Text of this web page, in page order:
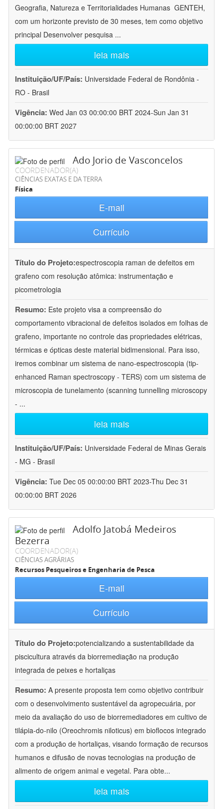
Geografia, Natureza e Territorialidades Humanas  GENTEH,
com um horizonte previsto de 30 meses, tem como objetivo
principal Desenvolver pesquisa ...
leia mais
Instituição/UF/País: Universidade Federal de Rondônia -
RO - Brasil
Vigência: Wed Jan 03 00:00:00 BRT 2024-Sun Jan 31
00:00:00 BRT 2027
Ado Jorio de Vasconcelos
COORDENADOR(A)
CIÊNCIAS EXATAS E DA TERRA
Física
E-mail
Currículo
Título do Projeto:espectroscopia raman de defeitos em
grafeno com resolução atômica: instrumentação e
picometrologia
Resumo: Este projeto visa a compreensão do
comportamento vibracional de defeitos isolados em folhas de
grafeno, importante no controle das propriedades elétricas,
térmicas e ópticas deste material bidimensional. Para isso,
iremos combinar um sistema de nano-espectroscopia (tip-
enhanced Raman spectroscopy - TERS) com um sistema de
microscopia de tunelamento (scanning tunnelling microscopy
- ...
leia mais
Instituição/UF/País: Universidade Federal de Minas Gerais
- MG - Brasil
Vigência: Tue Dec 05 00:00:00 BRT 2023-Thu Dec 31
00:00:00 BRT 2026
Adolfo Jatobá Medeiros
Bezerra
COORDENADOR(A)
CIÊNCIAS AGRÁRIAS
Recursos Pesqueiros e Engenharia de Pesca
E-mail
Currículo
Título do Projeto:potencializando a sustentabilidade da
piscicultura através da biorremediação na produção
integrada de peixes e hortaliças
Resumo: A presente proposta tem como objetivo contribuir
com o desenvolvimento sustentável da agropecuária, por
meio da avaliação do uso de biorremediadores em cultivo de
tilápia-do-nilo (Oreochromis niloticus) em bioflocos integrado
com a produção de hortaliças, visando formação de recursos
humanos e difusão de novas tecnologias na produção de
alimento de origem animal e vegetal. Para obte...
leia mais